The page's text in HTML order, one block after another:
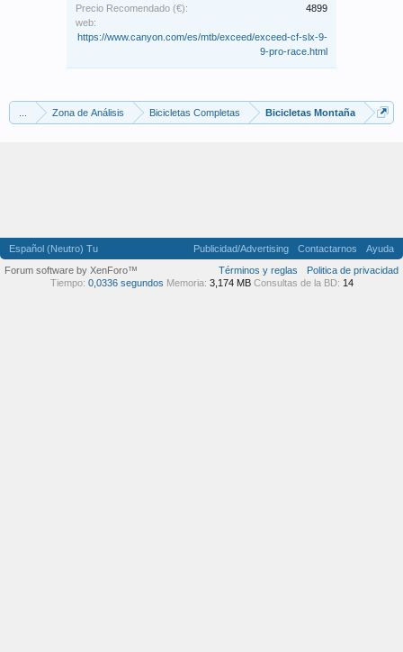
Precio Recomendado (€):
4899
web:
https://www.canyon.com/es/mtb/exceed/exceed-cf-slx-9-
9-pro-race.html
Zona de Análisis Bicicletas Completas Bicicletas Montaña
Español (Neutro) Tu Publicidad/Advertising Contactarnos
Ayuda
Términos y reglas
Politica de privacidad
Forum software by XenForo™
Tiempo: 0,0336 segundos Memoria: 3,174 MB Consultas de la BD: 14